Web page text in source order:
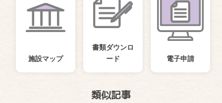
施設マップ
書類ダウンロ
ード
電子申請
類似記事